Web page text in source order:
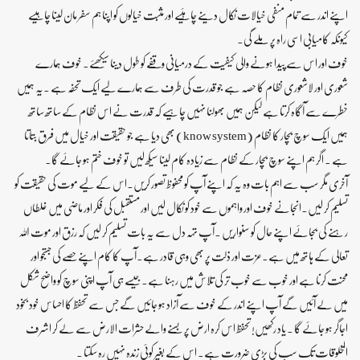
اپنے اندر سے تمام منفی خیالات نکال دینے چاہئیے اور مثبت خیالوں کو اپنا ہم سفر مان لینا چاہیٔیے
کیونکہ کامیابی اسی راہ پر ملے گی۔
خوف اور اس سے پیدا ہونے والی کیفیت کے درمیانی وقفے کو طول دینا سیکھئے۔ خوف ہمارے
شعوری اور لاشعوری نظام کا حصہ ہے جو قدرت کی طرف سے ہمارے لیے ایک تحفہ ہے ۔یہ ہمیں
خطرے سے آگاہ کرتا ہے لیکن ہمیں بھولنا نہیں چاہیے کہ قدرت نے اس نظام کے ساتھ ساتھ
ہمیں ایک سوچ بچار کا نظام (know system) بھی دیا ہے جو حقیقت اور خیال میں فرق بتاتا
ہے ۔ اگر ہم اپنے سوچ بچار کے نظام سے زیادہ کام لینا سیکھ لیں تو خوف ختم ہو جائے گا۔
آخری مگر سب سے اہم بات وہ یہ کہ اپنے آپ کو محفوظ تصور کریں۔اس کے لیے موت کی حقیقت کو
تسلیم کر لیں۔انجانے خوف اور واہموں سے خود کو نکال لیں اور مستقبل کی فکر اور ماضی میں غلطاں
رہنے کی بجائے اپنے حال کو سنواریں ۔آپ تہہ دل سے یہ بات تسلیم کر لیں کہ رزق اور موت اللہ
تعالی کے ہاتھ میں ہے۔عزت اور ذلت پر بھی وہی قادر ہے۔آپ کا کام اپنے حصے کی جستجو اور
محنت کرنا ہے اور خوب سے خوب تر کی تلاش میں رہنا ہے۔ جیسے ہی آپ اپنی سوچ کو واضح شکل
میں لے آئیں گے آپ اپنے اندر کے خوف سے آزاد ہو جائیں گے جس سے تحفظ کا احساس خود بخود
اجاگر ہو جائے گا ۔ یاد رکھیں! تحفظ اس کرہ ارض پر بسنے والے حشرات الارض سے لے کر اشرف
المخلوقات تک سب کی بڑی ضرورت ہے۔ اس کے بغیر کوئی زندہ نہیں رہ سکتا ۔